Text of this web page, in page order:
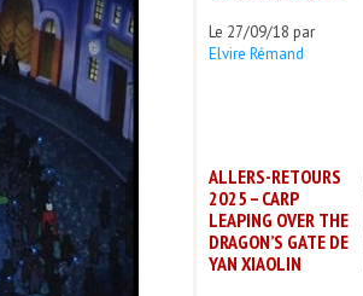
Le 27/09/18 par
Elvire Rémand
ALLERS-RETOURS
2025 – CARP
LEAPING OVER THE
DRAGON’S GATE DE
YAN XIAOLIN